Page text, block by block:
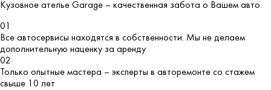
Кузовное ателье Garage – качественная забота о Вашем авто.
01
Все автосервисы находятся в собственности. Мы не делаем
дополнительную наценку за аренду
02
Только опытные мастера – эксперты в авторемонте со стажем
свыше 10 лет